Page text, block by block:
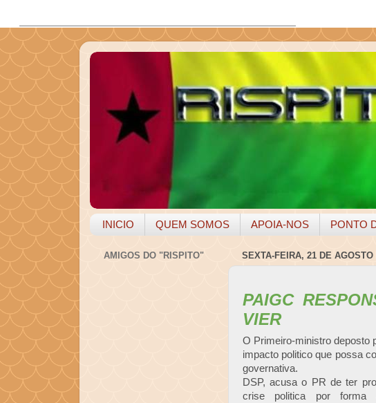
INICIO QUEM SOMOS APOIA-NOS PONTO
SEXTA-FEIRA, 21 DE AGOSTO
PAIGC
VIER
O Primeiro-ministro deposto
impacto politico que possa
governativa.
DSP, acusa o PR de ter
crise politica por
AMIGOS DO "RISPITO"